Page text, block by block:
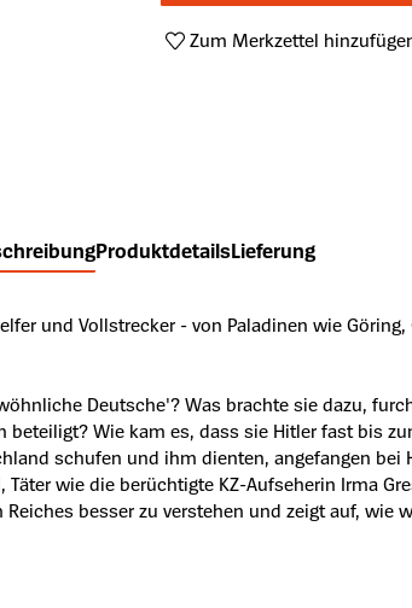
Zum Merkzettel
ProduktdetailsLieferung
und Vollstrecker - von Paladinen wie
Deutsche'? Was brachte sie dazu,
Wie kam es, dass sie Hitler fast bis
schufen und ihm dienten, angefangen
wie die berüchtigte KZ-Aufseherin Irma
besser zu verstehen und zeigt auf, wie